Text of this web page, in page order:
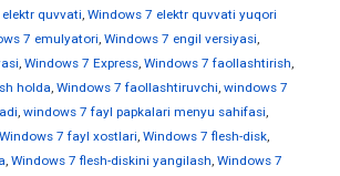
quvvati, Windows 7 elektr quvvati yuqori
7 emulyatori, Windows 7 engil versiyasi,
, Windows 7 Express, Windows 7 faollashtirish,
holda, Windows 7 faollashtiruvchi, windows 7
, windows 7 fayl papkalari menyu sahifasi,
Windows 7 fayl xostlari, Windows 7 flesh-disk,
, Windows 7 flesh-diskini yangilash, Windows 7